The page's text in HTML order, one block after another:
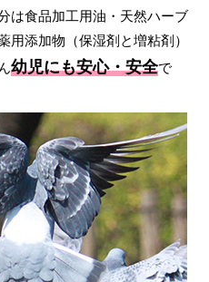
は食品加工用油・天然ハーブ
用添加物（保湿剤と増粘剤）
幼児にも安心・安全で